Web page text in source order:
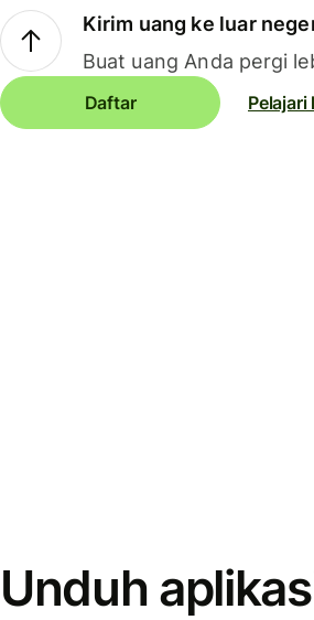
Kirim uang ke luar
Buat uang Anda pergi
Daftar
Unduh